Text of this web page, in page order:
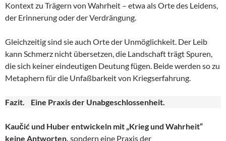
Kontext zu Trägern von Wahrheit – etwa als Orte des Leidens,
der Erinnerung oder der Verdrängung.
Gleichzeitig sind sie auch Orte der Unmöglichkeit. Der Leib
kann Schmerz nicht übersetzen, die Landschaft trägt Spuren,
die sich keiner eindeutigen Deutung fügen. Beide werden so zu
Metaphern für die Unfaßbarkeit von Kriegserfahrung.
Fazit. Eine Praxis der Unabgeschlossenheit.
Kaučić und Huber entwickeln mit „Krieg und Wahrheit“
keine Antworten, sondern eine Praxis der